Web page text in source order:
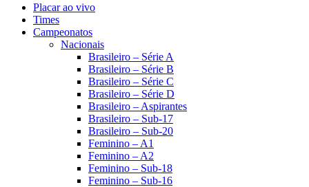
Placar ao vivo
Times
Campeonatos
Nacionais
Brasileiro – Série A
Brasileiro – Série B
Brasileiro – Série C
Brasileiro – Série D
Brasileiro – Aspirantes
Brasileiro – Sub-17
Brasileiro – Sub-20
Feminino – A1
Feminino – A2
Feminino – Sub-18
Feminino – Sub-16